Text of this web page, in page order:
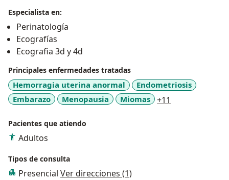
Especialista en:
Perinatología
Ecografías
Ecografia 3d y 4d
Principales enfermedades tratadas
Hemorragia uterina anormal
Endometriosis
Embarazo
Menopausia Miomas +11
Pacientes que atiendo
Adultos
Tipos de consulta
Presencial Ver direcciones (1)